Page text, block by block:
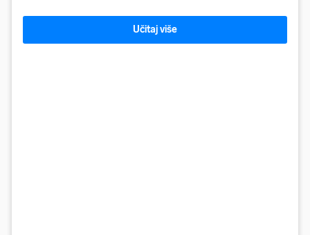
Učitaj više